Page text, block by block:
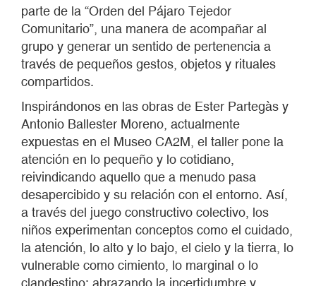
parte de la “Orden del Pájaro Tejedor
Comunitario”, una manera de acompañar al
grupo y generar un sentido de pertenencia a
través de pequeños gestos, objetos y rituales
compartidos.
Inspirándonos en las obras de Ester Partegàs y
Antonio Ballester Moreno, actualmente
expuestas en el Museo CA2M, el taller pone la
atención en lo pequeño y lo cotidiano,
reivindicando aquello que a menudo pasa
desapercibido y su relación con el entorno. Así,
a través del juego constructivo colectivo, los
niños experimentan conceptos como el cuidado,
la atención, lo alto y lo bajo, el cielo y la tierra, lo
vulnerable como cimiento, lo marginal o lo
clandestino; abrazando la incertidumbre y